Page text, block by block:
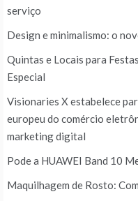
serviço
Design e minimalismo: o
Quintas e Locais para
Especial
Visionaries X estabelece
europeu do comércio
marketing digital
Pode a HUAWEI Band 10
Maquilhagem de Rosto: